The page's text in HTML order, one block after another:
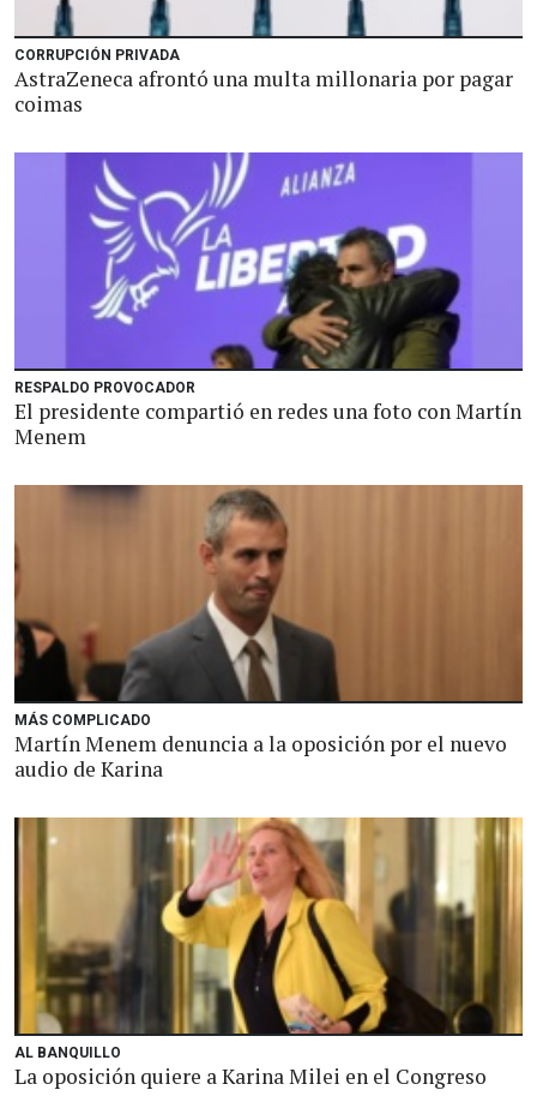
CORRUPCIÓN PRIVADA
AstraZeneca afrontó una multa millonaria por pagar
coimas
RESPALDO PROVOCADOR
El presidente compartió en redes una foto con Martín
Menem
MÁS COMPLICADO
Martín Menem denuncia a la oposición por el nuevo
audio de Karina
AL BANQUILLO
La oposición quiere a Karina Milei en el Congreso